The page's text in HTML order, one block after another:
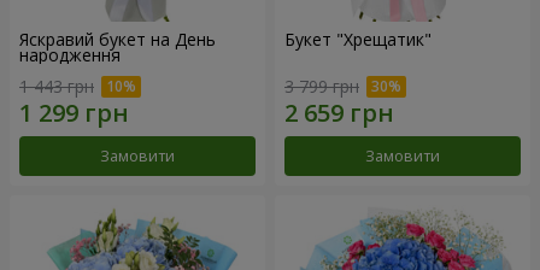
Яскравий букет на День
народження
1 443 грн
Замовити
Букет "Хрещатик"
3 799 грн
Замовити